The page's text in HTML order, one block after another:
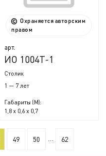
Охраняется авторским
правом
арт.
ИО 1004Т-1
Столик
1 — 7 лет
Габариты (М):
1,8 x 0,6 x 0,7
49 50 ... 62